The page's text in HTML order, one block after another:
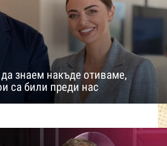
знаем накъде отиваме,
са били преди нас